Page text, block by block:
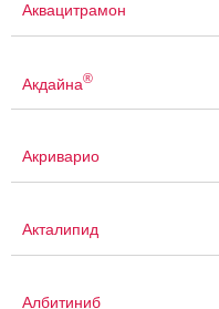
Аквацитрамон
Акдайна®
Акриварио
Акталипид
Албитиниб